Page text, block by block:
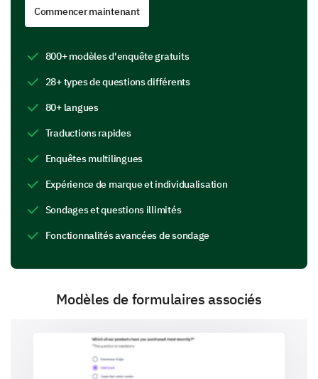
overall suitability for your requirements.
meets your needs? (1=Not at all, 5=Excellent)
1 2 3
Feature A
Feature D
Feature E
valuable?
Commencer maintenant
800+ modèles d'enquête gratuits
28+ types de questions différents
80+ langues
Traductions rapides
Enquêtes multilingues
Expérience de marque et individualisation
Sondages et questions illimités
Fonctionnalités avancées de sondage
Modèles de formulaires associés